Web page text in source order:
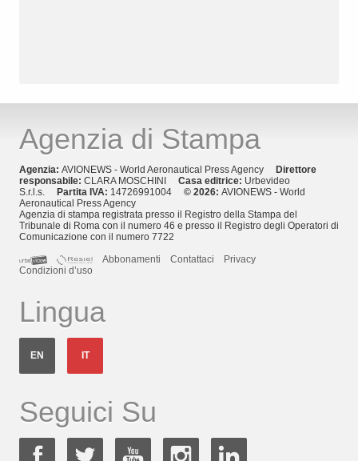
Agenzia di Stampa
Agenzia: AVIONEWS - World Aeronautical Press Agency
Direttore
responsabile: CLARA MOSCHINI Casa editrice: Urbevideo
S.r.l.s.
Partita IVA: 14726991004 © 2026: AVIONEWS - World
Aeronautical Press Agency
Agenzia di stampa registrata presso il Registro della Stampa del
Tribunale di Roma con il numero 46 e presso il Registro degli Operatori di
Comunicazione con il numero 7722
Abbonamenti
Contattaci
Privacy
Condizioni d’uso
Lingua
EN IT
Seguici Su